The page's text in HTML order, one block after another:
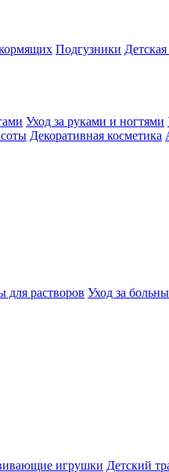
Подгузники
Уход за руками и ногтями
Декоративная косметика
растворов Уход за
игрушки Детский